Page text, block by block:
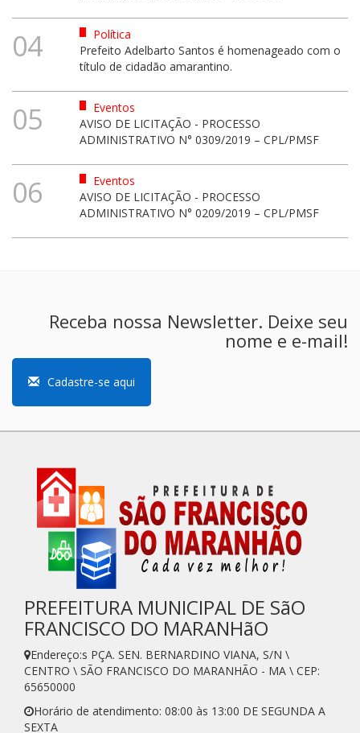
04
Política
Prefeito Adelbarto Santos é homenageado com o
título de cidadão amarantino.
05
Eventos
AVISO DE LICITAÇÃO - PROCESSO
ADMINISTRATIVO N° 0309/2019 – CPL/PMSF
06
Eventos
AVISO DE LICITAÇÃO - PROCESSO
ADMINISTRATIVO N° 0209/2019 – CPL/PMSF
Receba nossa Newsletter. Deixe seu
nome e e-mail!
Cadastre-se aqui
PREFEITURA MUNICIPAL DE SãO
FRANCISCO DO MARANHãO
Endereço:s PÇA. SEN. BERNARDINO VIANA, S/N \
CENTRO \ SÃO FRANCISCO DO MARANHÃO - MA \ CEP:
65650000
Horário de atendimento: 08:00 às 13:00 DE SEGUNDA A
SEXTA